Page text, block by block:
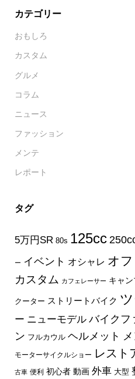
カテゴリー
おもしろ
カスタム
グルメ
コラム
ニュース
ファッション
メンテ
レポート
タグ
5万円SR 80s 125cc
ー イベント オシャレ オ
カスタム カフェレーサー キャン
クーター ストリートバイク
ー ニューモデル バイクフ
ン フルカウル ヘルメット
モーターサイクルショー レスト
古車 便利 初心者 動画 外車 大型